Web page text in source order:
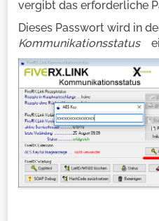
vergibt das erforderliche
Dieses Passwort wird in
Kommunikationsstatus